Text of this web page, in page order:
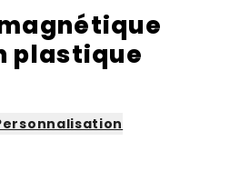
plastique